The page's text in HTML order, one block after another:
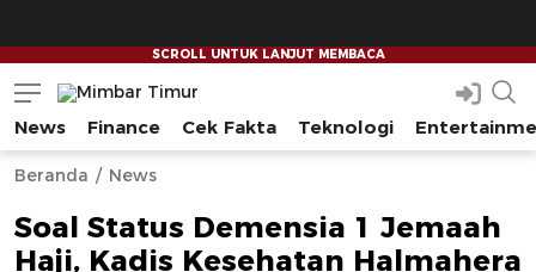
Mimbar Timur
Media Berjaringan Indonesia Timur
News Finance Cek Fakta Teknologi
Beranda News
Soal Status Demensia 1 Jemaah
Haji, Kadis Kesehatan Halmahera
--
--